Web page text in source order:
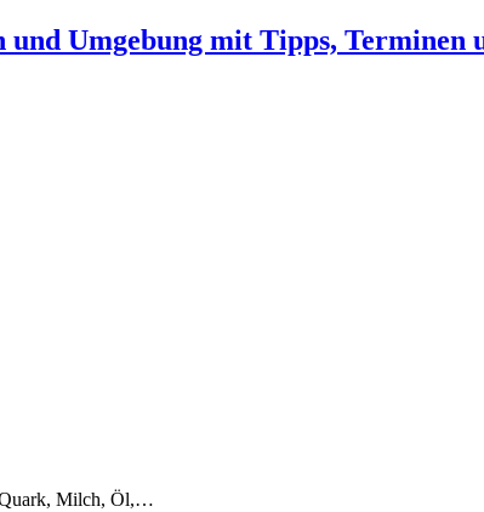
Umgebung mit Tipps, Terminen
Quark, Milch, Öl,…